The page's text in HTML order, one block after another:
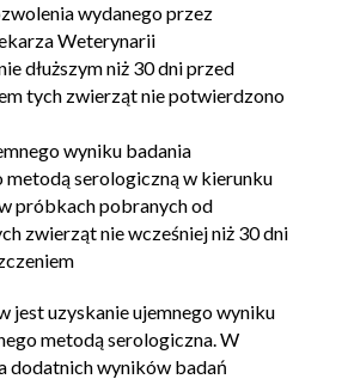
wydanego przez
Weterynarii
dłuższym niż 30 dni przed
tych zwierząt nie potwierdzono
wyniku badania
serologiczną w kierunku
próbkach pobranych od
zwierząt nie wcześniej niż 30 dni
jest uzyskanie ujemnego wyniku
metodą serologiczna. W
dodatnich wyników badań